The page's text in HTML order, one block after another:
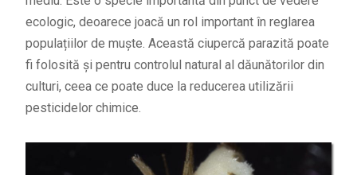
ecologic, deoarece joacă un rol important în reglarea
populațiilor de muște. Această ciupercă parazită poate
fi folosită și pentru controlul natural al dăunătorilor din
culturi, ceea ce poate duce la reducerea utilizării
pesticidelor chimice.